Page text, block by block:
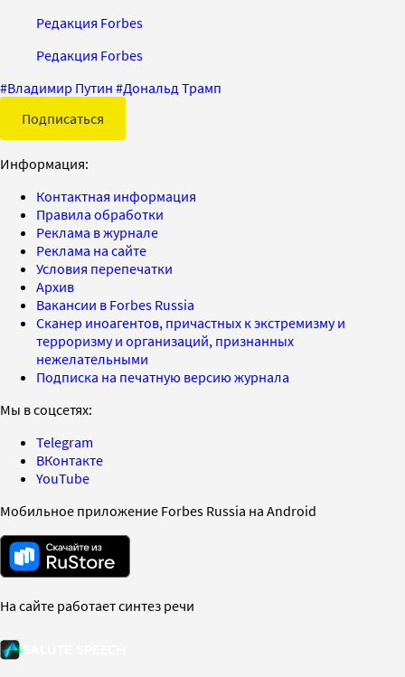
Редакция Forbes
Редакция Forbes
#Владимир Путин #Дональд Трамп
Подписаться
Информация:
Контактная информация
Правила обработки
Реклама в журнале
Реклама на сайте
Условия перепечатки
Архив
Вакансии в Forbes Russia
Сканер иноагентов, причастных к экстремизму и
терроризму и организаций, признанных
нежелательными
Подписка на печатную версию журнала
Мы в соцсетях:
Telegram
ВКонтакте
YouTube
Мобильное приложение Forbes Russia на Android
На сайте работает синтез речи